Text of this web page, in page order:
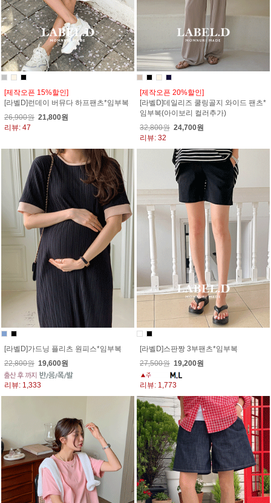
[제작오픈 15%할인]
[라벨D]런데이 버뮤다 하프팬츠*임부복
26,900원 21,800원
리뷰: 47
[제작오픈 20%할인]
[라벨D]데일리즈 쿨링골지 와이드 팬츠*
임부복(아이보리 컬러추가)
32,800원 24,700원
리뷰: 32
[라벨D]가드닝 플리츠 원피스*임부복
22,800원 19,600원
리뷰: 1,333
[라벨D]스판짱 3부팬츠*임부복
27,500원 19,200원
리뷰: 1,773